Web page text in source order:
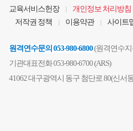
교육서비스헌장 개인정보 처리방침
저작권 정책
이용약관 사이트
원격연수문의 053-980-6800(원격연수
기관대표전화 053-980-6700 (ARS)
41062 대구광역시 동구 첨단로 80(신서
관
선